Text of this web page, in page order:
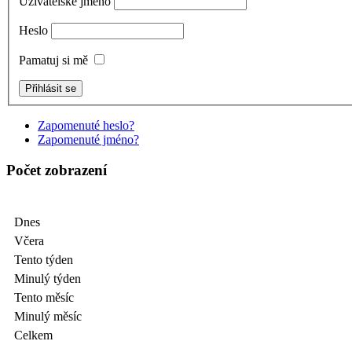
Heslo
Pamatuj si mě
Zapomenuté heslo?
Zapomenuté jméno?
Počet zobrazení
Dnes
Včera
Tento týden
Minulý týden
Tento měsíc
Minulý měsíc
Celkem